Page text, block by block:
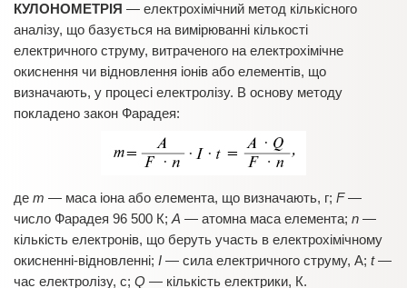
КУЛОНОМЕТРІЯ — електрохімічний метод кількісного
аналізу, що базується на вимірюванні кількості
електричного струму, витраченого на електрохімічне
окиснення чи відновлення іонів або елементів, що
визначають, у процесі електролізу. В основу методу
покладено закон Фарадея:
де m — маса іона або елемента, що визначають, г; F—
число Фарадея 96 500 К; А — атомна маса елемента; n —
кількість електронів, що беруть участь в електрохімічному
окисненні-відновленні; І — сила електричного струму, А; t—
час електролізу, с; Q — кількість електрики, К.